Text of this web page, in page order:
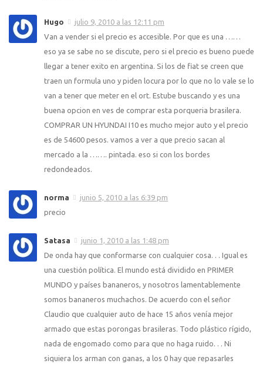
Hugo
julio 9, 2010 a las 12:11 pm
Van a vender si el precio es accesible. Por que es una ……
eso ya se sabe no se discute, pero si el precio es bueno puede
llegar a tener exito en argentina. Si los de fiat se creen que
traen un formula uno y piden locura por lo que no lo vale se lo
van a tener que meter en el ort. Estube buscando y es una
buena opcion en ves de comprar esta porqueria brasilera.
COMPRAR UN HYUNDAI I10 es mucho mejor auto y el precio
es de 54600 pesos. vamos a ver a que precio sacan al
mercado a la ……. pintada. eso si con los bordes
redondeados.
norma
junio 5, 2010 a las 6:39 pm
precio
Satasa
junio 1, 2010 a las 1:48 pm
De onda hay que conformarse con cualquier cosa. . . Igual es
una cuestión política. El mundo está dividido en PRIMER
MUNDO y países bananeros, y nosotros lamentablemente
somos bananeros muchachos. De acuerdo con el señor
Claudio que cualquier auto de hace 15 años venía mejor
armado que estas porongas brasileras. Todo plástico rígido,
nada de engomado como para que no haga ruido. . . Ni
siquiera los arman con ganas, a los 0 hay que repasarles